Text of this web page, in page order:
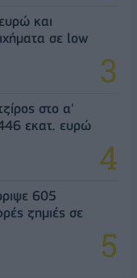
και
σε low
στο α'
εκατ. ευρώ
605
ζημιές σε